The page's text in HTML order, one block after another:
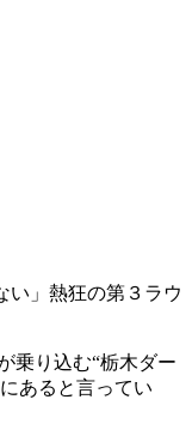
い」熱狂の第３ラウ
乗り込む“栃木ダー
あると言ってい